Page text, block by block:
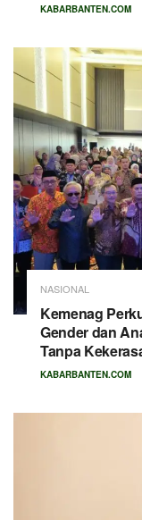
KABARBANTEN.COM
NASIONAL
Kemenag
Gender dan
Tanpa
KABARBANTEN.COM